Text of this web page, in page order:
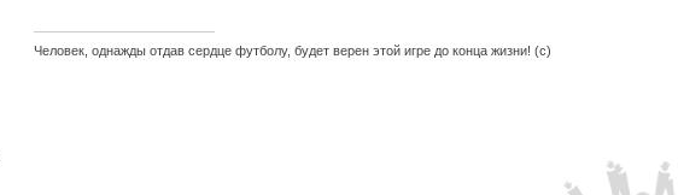
Человек, однажды отдав сердце футболу, будет верен этой игре до конца жизни! (с)